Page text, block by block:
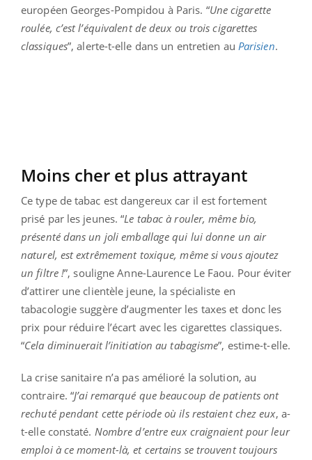
européen Georges-Pompidou à Paris. “Une cigarette
roulée, c’est l’équivalent de deux ou trois cigarettes
classiques”, alerte-t-elle dans un entretien au Parisien.
Moins cher et plus attrayant
Ce type de tabac est dangereux car il est fortement
prisé par les jeunes. “Le tabac à rouler, même bio,
présenté dans un joli emballage qui lui donne un air
naturel, est extrêmement toxique, même si vous ajoutez
un filtre !”, souligne Anne-Laurence Le Faou. Pour éviter
d’attirer une clientèle jeune, la spécialiste en
tabacologie suggère d’augmenter les taxes et donc les
prix pour réduire l’écart avec les cigarettes classiques.
“Cela diminuerait l’initiation au tabagisme”, estime-t-elle.
La crise sanitaire n’a pas amélioré la solution, au
contraire. “J’ai remarqué que beaucoup de patients ont
rechuté pendant cette période où ils restaient chez eux, a-
t-elle constaté. Nombre d’entre eux craignaient pour leur
emploi à ce moment-là, et certains se trouvent toujours